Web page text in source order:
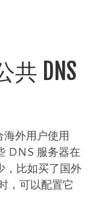
DNS
外用户使用
DNS 服务器在
，比如买了国外
，可以配置它